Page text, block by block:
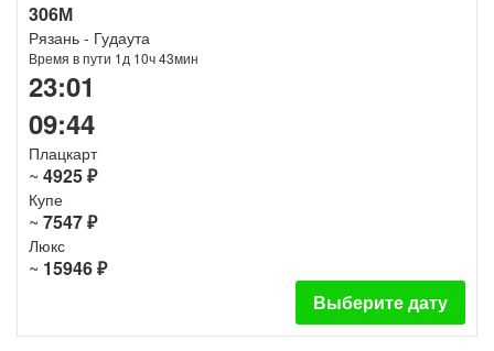
306М
Рязань - Гудаута
Время в пути 1д 10ч 43мин
23:01
09:44
Плацкарт
~ 4925 ₽
Купе
~ 7547 ₽
Люкс
~ 15946 ₽
Выберите дату